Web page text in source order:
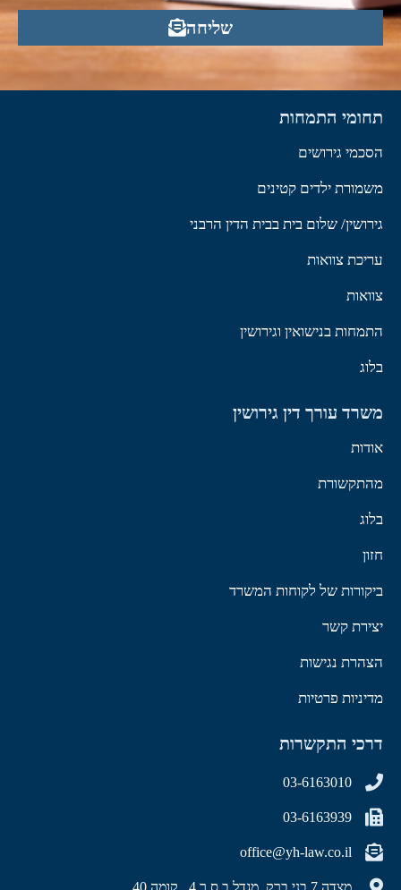
שליחה
תחומי התמחות
הסכמי גירושים
משמורת ילדים קטינים
גירושין/ שלום בית בבית הדין הרבני
עריכת צוואות
צוואות
התמחות בנישואין וגירושין
בלוג
משרד עורך דין גירושין
אודות
מהתקשורת
בלוג
חזון
ביקורות של לקוחות המשרד
יצירת קשר
הצהרת נגישות
מדיניות פרטיות
דרכי התקשרות
03-6163010
03-6163939
office@yh-law.co.il
מצדה 7 בני ברק, מגדל ב.ס.ר 4 , קומה 40